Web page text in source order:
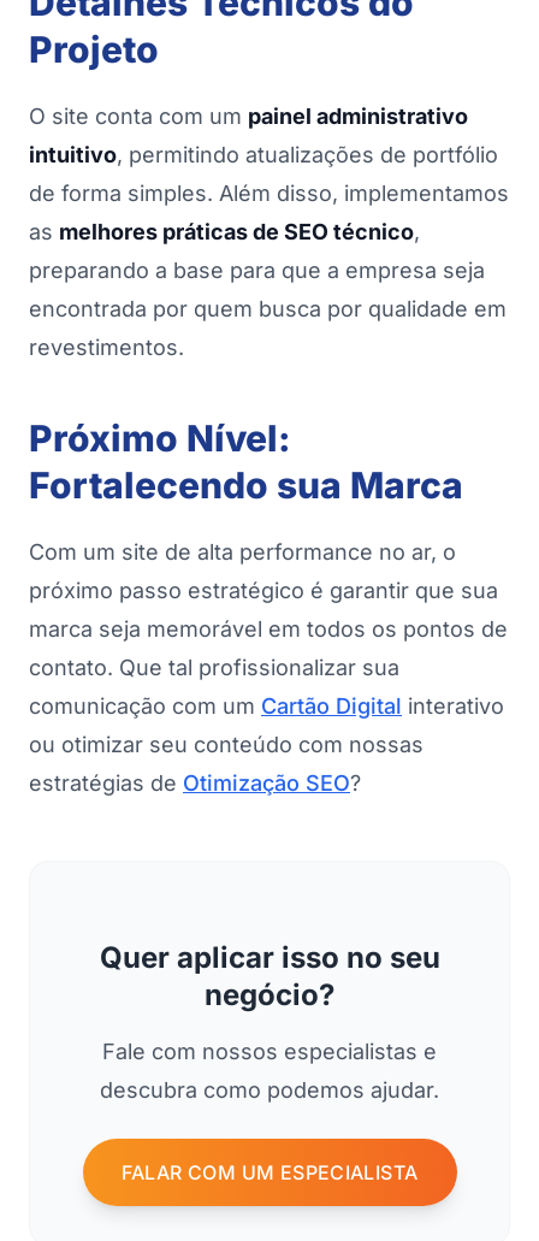
Projeto
O site conta com um painel administrativo
intuitivo, permitindo atualizações de portfólio
de forma simples. Além disso, implementamos
as melhores práticas de SEO técnico,
preparando a base para que a empresa seja
encontrada por quem busca por qualidade em
revestimentos.
Próximo Nível:
Fortalecendo sua Marca
Com um site de alta performance no ar, o
próximo passo estratégico é garantir que sua
marca seja memorável em todos os pontos de
contato. Que tal profissionalizar sua
comunicação com um Cartão Digital interativo
ou otimizar seu conteúdo com nossas
estratégias de Otimização SEO?
Quer aplicar isso no seu
negócio?
Fale com nossos especialistas e
descubra como podemos ajudar.
FALAR COM UM ESPECIALISTA